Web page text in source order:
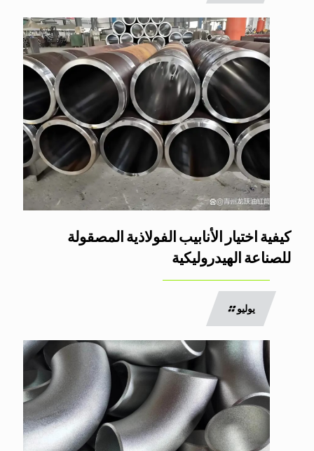
كيفية اختيار الأنابيب الفولاذية المصقولة
للصناعة الهيدروليكية
يوليو